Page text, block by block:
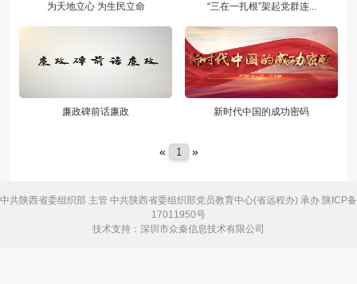
为天地立心 为生民立命 “三在一扎根”架起党群连...
廉政碑前话廉政 新时代中国的成功密码
« 1 »
中共陕西省委组织部 主管 中共陕西省委组织部党员教育中心(省远程办) 承办 陕ICP备
17011950号
技术支持：深圳市众秦信息技术有限公司